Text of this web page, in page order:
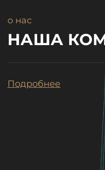
о нас
НАША
Подробнее